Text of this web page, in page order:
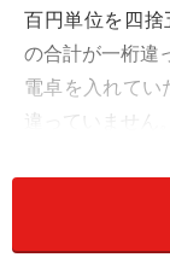
百円単位を四
の合計が一桁違
電卓を入れてい
違っていません。
「今月売上1億